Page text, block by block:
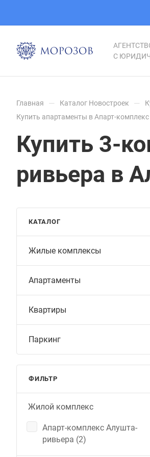
С
Главная — Каталог Новостроек —
Купить апартаменты в Апарт-
Купить 3-
ривьера в
КАТАЛОГ
Жилые комплексы
Апартаменты
Квартиры
Паркинг
ФИЛЬТР
Жилой комплекс
Апарт-комплекс Алушта-
ривьера (2)